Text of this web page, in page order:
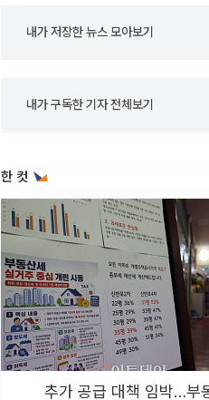
내가 저장한 뉴스 모아보기
내가 구독한 기자 전체보기
한 컷
추가 공급 대책 임박…부